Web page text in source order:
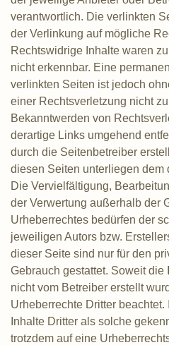
verantwortlich. Die verlinkten
der Verlinkung auf mögliche
Rechtswidrige Inhalte waren
nicht erkennbar. Eine
verlinkten Seiten ist jedoch
einer Rechtsverletzung nicht
Bekanntwerden von
derartige Links umgehend
durch die Seitenbetreiber
diesen Seiten unterliegen dem
Die Vervielfältigung,
der Verwertung außerhalb der
Urheberrechtes bedürfen der
jeweiligen Autors bzw.
dieser Seite sind nur für den
Gebrauch gestattet. Soweit die
nicht vom Betreiber erstellt
Urheberrechte Dritter
Inhalte Dritter als solche
trotzdem auf eine